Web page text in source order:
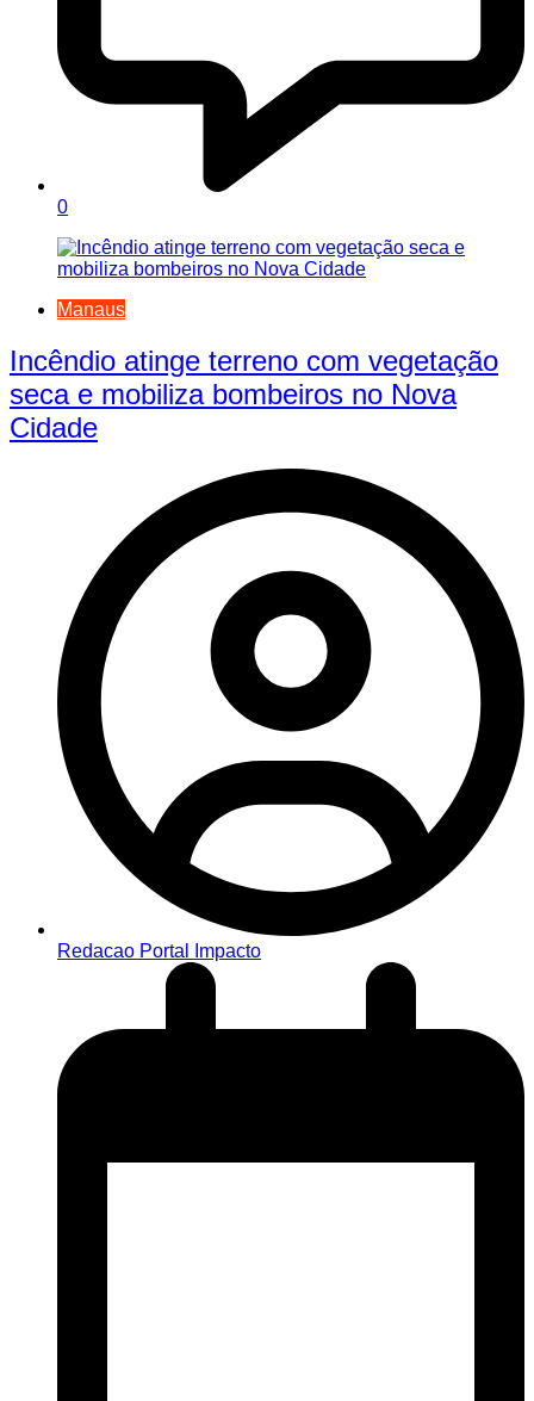
0
Manaus
Incêndio atinge terreno com vegetação
seca e mobiliza bombeiros no Nova
Cidade
Redacao Portal Impacto